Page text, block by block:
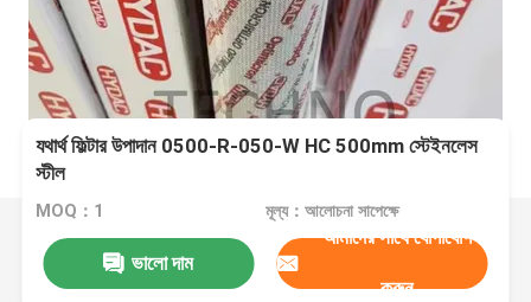
যথার্থ ফিল্টার উপাদান 0500-R-050-W HC 500mm স্টেইনলেস
স্টীল
MOQ：1 মূল্য：আলোচনা সাপেক্ষে
ভালো দাম
আমাদের সাথে যোগাযোগ
করুন